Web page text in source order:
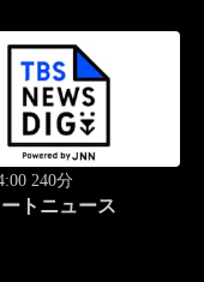
240分
トニュース